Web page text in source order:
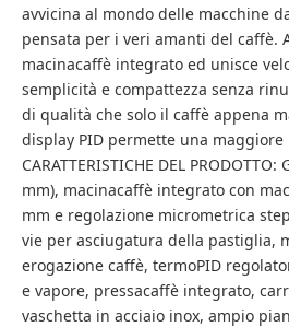
avvicina al mondo delle macchine
pensata per i veri amanti del caffè.
macinacaffè integrato ed unisce
semplicità e compattezza senza
di qualità che solo il caffè appena
display PID permette una
CARATTERISTICHE DEL
mm), macinacaffè integrato con
mm e regolazione micrometrica
vie per asciugatura della pastiglia,
erogazione caffè, termoPID
e vapore, pressacaffè integrato,
vaschetta in acciaio inox, ampio